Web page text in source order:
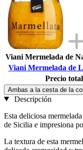
Viani Mermelada de
Viani Mermelada de
Precio
Ambas a la cesta de la
Descripción
Esta deliciosa
de Sicilia e impresiona
La textura de esta